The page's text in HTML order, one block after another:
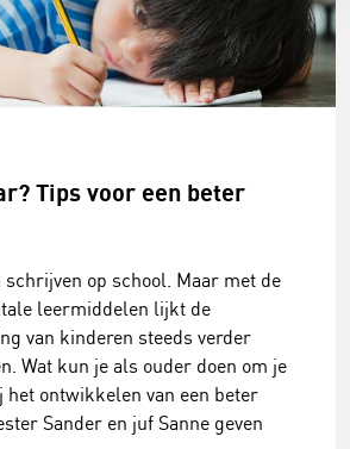
Tips voor een beter
schrijven op school. Maar met de
leermiddelen lijkt de
van kinderen steeds verder
Wat kun je als ouder doen om je
het ontwikkelen van een beter
Sander en juf Sanne geven